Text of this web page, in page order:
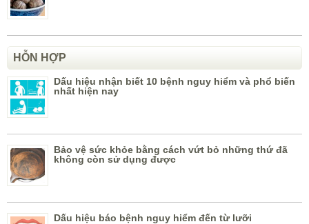
HỖN HỢP
Dấu hiệu nhận biết 10 bệnh nguy hiểm và phổ biến
nhất hiện nay
Bảo vệ sức khỏe bằng cách vứt bỏ những thứ đã
không còn sử dụng được
Dấu hiệu báo bệnh nguy hiểm đến từ lưỡi